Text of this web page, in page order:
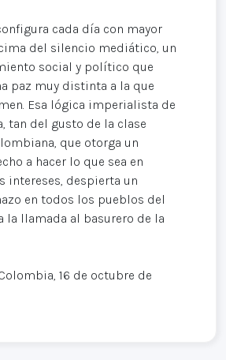
cada día con mayor
del silencio mediático, un
social y político que
paz muy distinta a la que
Esa lógica imperialista de
tan del gusto de la clase
que otorga un
a hacer lo que sea en
intereses, despierta un
en todos los pueblos del
la llamada al basurero de la
16 de octubre de